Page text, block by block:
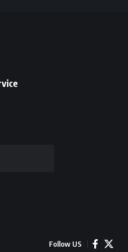
Follow US